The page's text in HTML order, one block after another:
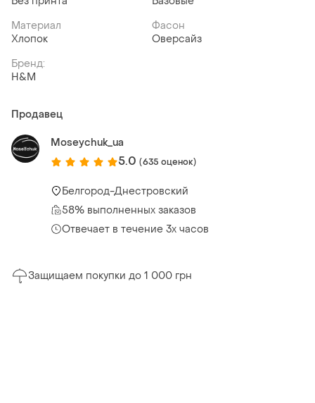
Материал
Хлопок
Фасон
Оверсайз
Бренд:
H&M
Продавец
Moseychuk_ua
5.0 (635 оценок)
Белгород-Днестровский
58% выполненных заказов
Отвечает в течение 3х часов
Защищаем покупки до 1 000 грн